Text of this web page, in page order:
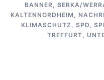
BANNER
BERKA/
KALTENNORDHEIM
KLIMASCHUTZ
SPD
TREFFURT